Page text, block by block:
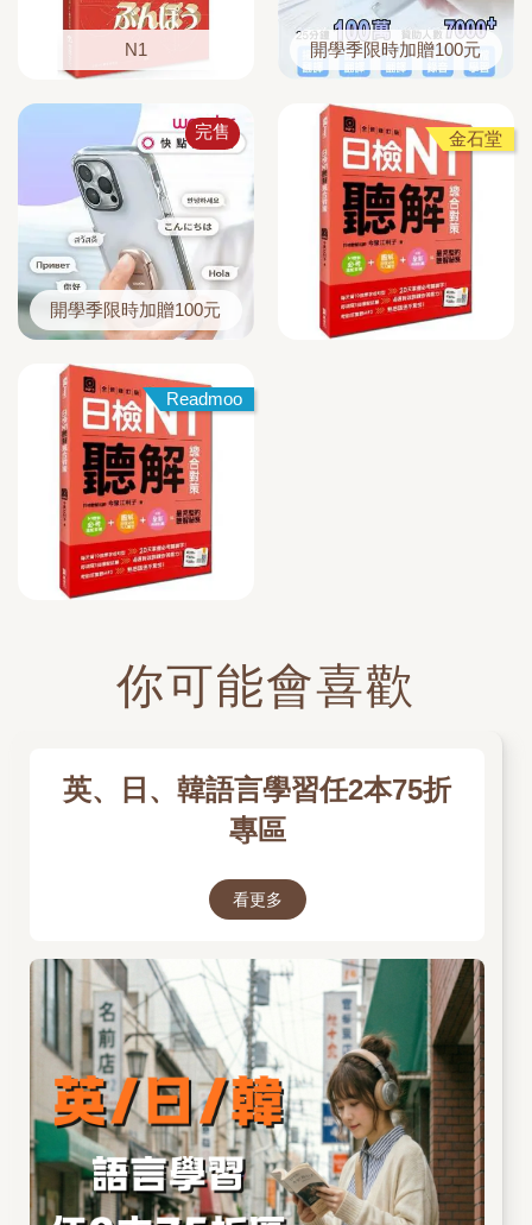
N1 開學季限時加贈100元
完售
開學季限時加贈100元
金石堂
Readmoo
你可能會喜歡
英、日、韓語言學習任2本75折
專區
看更多